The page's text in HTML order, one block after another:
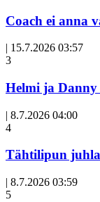
Coach ei anna
| 15.7.2026 03:57
3
Helmi ja
| 8.7.2026 04:00
Avoin
4
Tähtilipun
| 8.7.2026 03:59
Avoin
5